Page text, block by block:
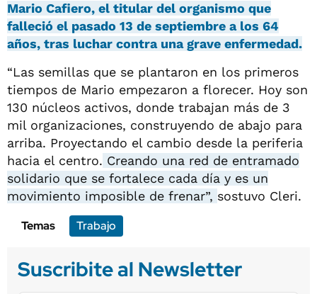
Mario Cafiero, el titular del organismo que
falleció el pasado 13 de septiembre a los 64
años, tras luchar contra una grave enfermedad.
“Las semillas que se plantaron en los primeros
tiempos de Mario empezaron a florecer. Hoy son
130 núcleos activos, donde trabajan más de 3
mil organizaciones, construyendo de abajo para
arriba. Proyectando el cambio desde la periferia
hacia el centro. Creando una red de entramado
solidario que se fortalece cada día y es un
movimiento imposible de frenar”, sostuvo Cleri.
Temas
Trabajo
Suscribite al Newsletter